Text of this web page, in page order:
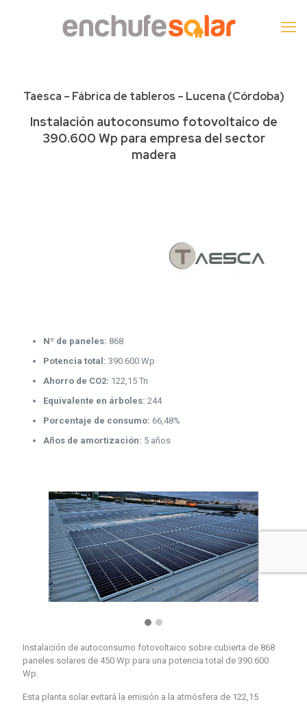
Taesca – Fábrica de tableros – Lucena (Córdoba)
Instalación autoconsumo fotovoltaico de
390.600 Wp para empresa del sector
madera
Nº de paneles: 868
Potencia total: 390.600 Wp
Ahorro de CO2: 122,15 Tn
Equivalente en árboles: 244
Porcentaje de consumo: 66,48%
Años de amortización: 5 años
Instalación de autoconsumo fotovoltaico sobre cubierta de 868
paneles solares de 450 Wp para una potencia total de 390.600
Wp.
Esta planta solar evitará la emisión a la atmósfera de 122,15